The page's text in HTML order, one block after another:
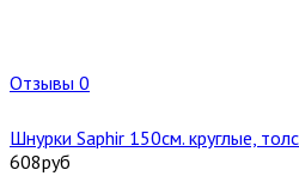
Отзывы 0
Шнурки Saphir 150см. круглые,
608руб